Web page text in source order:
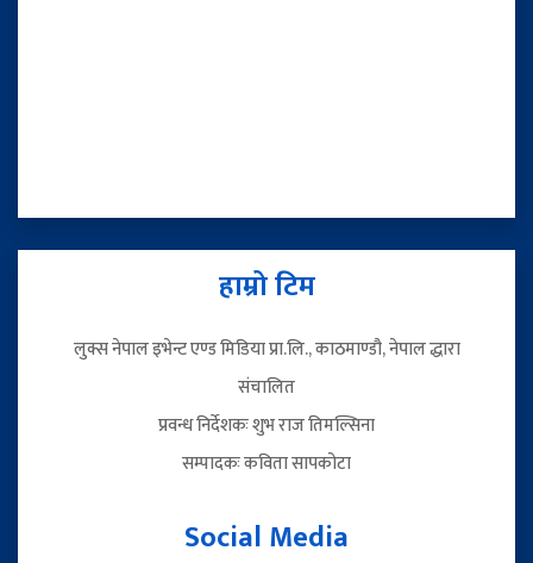
हाम्रो टिम
लुक्स नेपाल इभेन्ट एण्ड मिडिया प्रा.लि., काठमाण्डौ, नेपाल द्धारा
संचालित
प्रवन्ध निर्देशकः शुभ राज तिमल्सिना
सम्पादकः कविता सापकोटा
Social Media